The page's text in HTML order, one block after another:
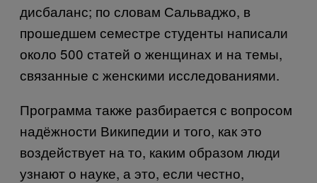
дисбаланс; по словам Сальваджо, в
прошедшем семестре студенты написали
около 500 статей о женщинах и на темы,
связанные с женскими исследованиями.
Программа также разбирается с вопросом
надёжности Википедии и того, как это
воздействует на то, каким образом люди
узнают о науке, а это, если честно,